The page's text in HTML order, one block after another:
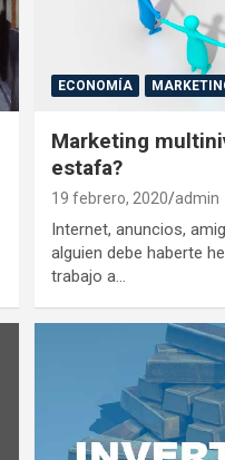
ECONOMÍA
Marketing
estafa?
19 febrero, 2020 admin
Internet, anuncios,
alguien debe haberte
trabajo a…